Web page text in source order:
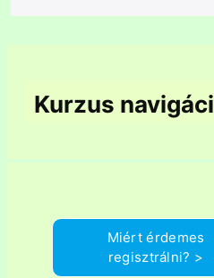
Kurzus
Miért érdemes
regisztrálni? >